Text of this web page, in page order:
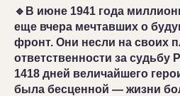
🔹В июне 1941 года
еще вчера мечтавших о
фронт. Они несли на своих
ответственности за судьбу
1418 дней величайшего
была бесценной — жизни